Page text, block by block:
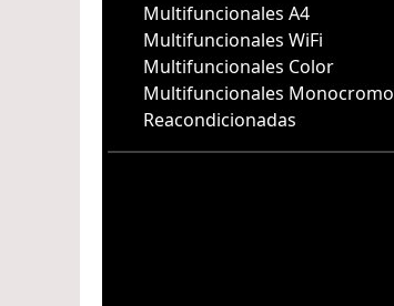
Multifuncionales A4
Multifuncionales WiFi
Multifuncionales Color
Multifuncionales Monocromo
Reacondicionadas